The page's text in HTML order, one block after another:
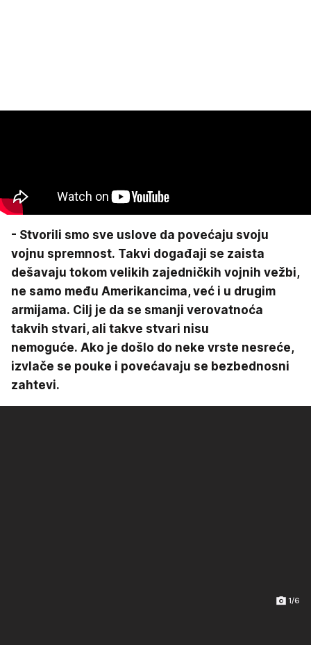
- Stvorili smo sve uslove da povećaju svoju
vojnu spremnost. Takvi događaji se zaista
dešavaju tokom velikih zajedničkih vojnih vežbi,
ne samo među Amerikancima, već i u drugim
armijama. Cilj je da se smanji verovatnoća
takvih stvari, ali takve stvari nisu
nemoguće. Ako je došlo do neke vrste nesreće,
izvlače se pouke i povećavaju se bezbednosni
zahtevi.
1/6